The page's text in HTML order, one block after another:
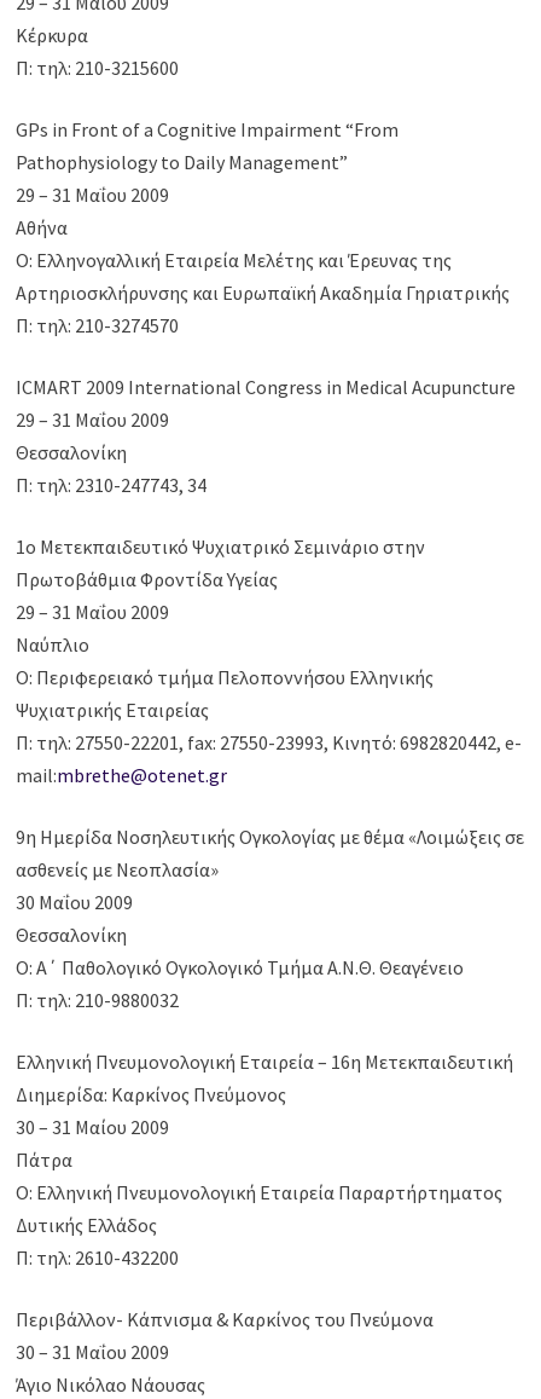
Κέρκυρα
Π: τηλ: 210-3215600
GPs in Front of a Cognitive Impairment “From
Pathophysiology to Daily Management”
29 – 31 Μαΐου 2009
Αθήνα
Ο: Ελληνογαλλική Εταιρεία Μελέτης και Έρευνας της
Αρτηριοσκλήρυνσης και Ευρωπαϊκή Ακαδημία Γηριατρικής
Π: τηλ: 210-3274570
ICMART 2009 International Congress in Medical Acupuncture
29 – 31 Μαΐου 2009
Θεσσαλονίκη
Π: τηλ: 2310-247743, 34
1o Mετεκπαιδευτικό Ψυχιατρικό Σεμινάριο στην
Πρωτοβάθμια Φροντίδα Υγείας
29 – 31 Μαΐου 2009
Ναύπλιο
Ο: Περιφερειακό τμήμα Πελοποννήσου Ελληνικής
Ψυχιατρικής Εταιρείας
Π: τηλ: 27550-22201, fax: 27550-23993, Κινητό: 6982820442, e-
mail:mbrethe@otenet.gr
9η Ημερίδα Νοσηλευτικής Ογκολογίας με θέμα «Λοιμώξεις σε
ασθενείς με Νεοπλασία»
30 Μαΐου 2009
Θεσσαλονίκη
Ο: Α΄ Παθολογικό Ογκολογικό Τμήμα Α.Ν.Θ. Θεαγένειο
Π: τηλ: 210-9880032
Ελληνική Πνευμονολογική Εταιρεία – 16η Μετεκπαιδευτική
Διημερίδα: Καρκίνος Πνεύμονος
30 – 31 Μαίου 2009
Πάτρα
Ο: Ελληνική Πνευμονολογική Εταιρεία Παραρτήρτηματος
Δυτικής Ελλάδος
Π: τηλ: 2610-432200
Περιβάλλον- Κάπνισμα & Καρκίνος του Πνεύμονα
30 – 31 Μαΐου 2009
Άγιο Νικόλαο Νάουσας